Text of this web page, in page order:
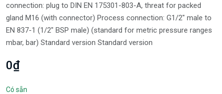
connection: plug to DIN EN 175301-803-A, threat for packed
gland M16 (with connector) Process connection: G1/2" male to
EN 837-1 (1/2" BSP male) (standard for metric pressure ranges
mbar, bar) Standard version Standard version
0₫
Có sẵn